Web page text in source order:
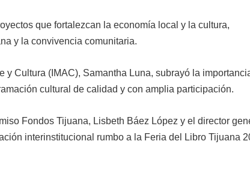
que fortalezcan la economía local y la cultura,
y la convivencia comunitaria.
y Cultura (IMAC), Samantha Luna, subrayó la
cultural de calidad y con amplia participación.
Fondos Tijuana, Lisbeth Báez López y el director
interinstitucional rumbo a la Feria del Libro Tijuana